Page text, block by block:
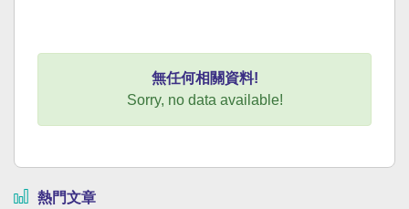
無任何相關資料!
Sorry, no data available!
熱門文章